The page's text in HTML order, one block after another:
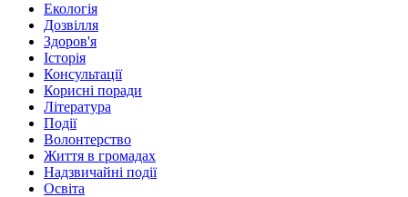
Екологія
Дозвілля
Здоров'я
Історія
Консультації
Корисні поради
Література
Події
Волонтерство
Життя в громадах
Надзвичайні події
Освіта